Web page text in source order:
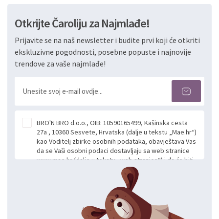
Otkrijte Čaroliju za Najmlađe!
Prijavite se na naš newsletter i budite prvi koji će otkriti
ekskluzivne pogodnosti, posebne popuste i najnovije
trendove za vaše najmlađe!
BRO'N BRO d.o.o., OIB: 10590165499, Kašinska cesta
27a , 10360 Sesvete, Hrvatska (dalje u tekstu „Mae.hr“)
kao Voditelj zbirke osobnih podataka, obavještava Vas
da se Vaši osobni podaci dostavljaju sa web stranice
www.mae.hr (dalje u tekstu „web stranice“) i da će biti
obrađeni. Prihvaćanjem ove Izjave smatra se da
slobodno i izričito dajete privolu za prikupljanje i daljnju
obradu Vaših osobnih podataka koje ustupate Mae.hr
putem ovih web stranica u svrhu odgovora i daljnje
komunikacije na Vaš upit poslan kroz kontakt obrazac.
Radi se o dobrovoljnom davanju podataka te ovu